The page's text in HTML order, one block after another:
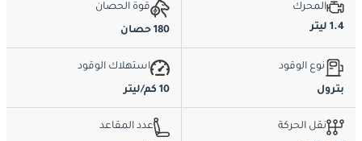
المحرك
1.4 ليتر
قوة الحصان
180 حصان
نوع الوقود
بترول
استهلاك الوقود
10 كم/ليتر
نقل الحركة
عدد المقاعد